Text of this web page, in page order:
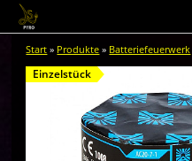
Start » Produkte » Batteriefeuerwerk
Einzelstück